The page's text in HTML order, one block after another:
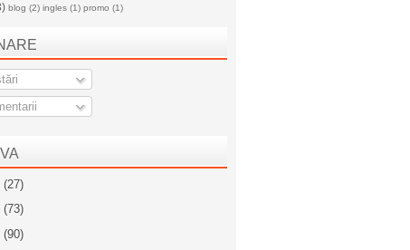
blog (2) ingles (1) promo (1)
(27)
(73)
(90)